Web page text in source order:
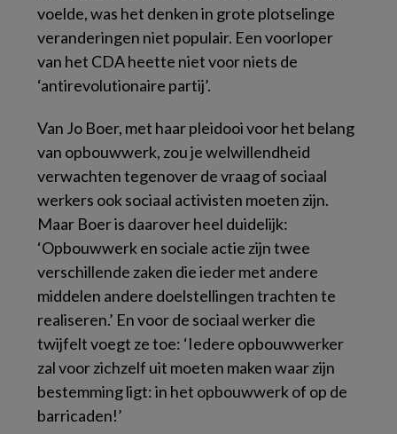
voelde, was het denken in grote plotselinge
veranderingen niet populair. Een voorloper
van het CDA heette niet voor niets de
‘antirevolutionaire partij’.
Van Jo Boer, met haar pleidooi voor het belang
van opbouwwerk, zou je welwillendheid
verwachten tegenover de vraag of sociaal
werkers ook sociaal activisten moeten zijn.
Maar Boer is daarover heel duidelijk:
‘Opbouwwerk en sociale actie zijn twee
verschillende zaken die ieder met andere
middelen andere doelstellingen trachten te
realiseren.’ En voor de sociaal werker die
twijfelt voegt ze toe: ‘Iedere opbouwwerker
zal voor zichzelf uit moeten maken waar zijn
bestemming ligt: in het opbouwwerk of op de
barricaden!’